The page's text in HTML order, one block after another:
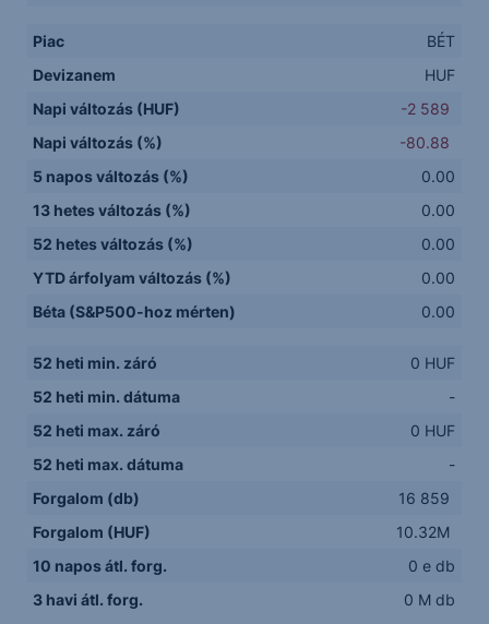
Piac
BÉT
Devizanem
HUF
Napi változás (HUF)
-2 589
Napi változás (%)
-80.88
5 napos változás (%)
0.00
13 hetes változás (%)
0.00
52 hetes változás (%)
0.00
YTD árfolyam változás (%)
0.00
Béta (S&P500-hoz mérten)
0.00
52 heti min. záró
0 HUF
52 heti min. dátuma
-
52 heti max. záró
0 HUF
52 heti max. dátuma
-
Forgalom (db)
16 859
Forgalom (HUF)
10.32M
10 napos átl. forg.
0 e db
3 havi átl. forg.
0 M db